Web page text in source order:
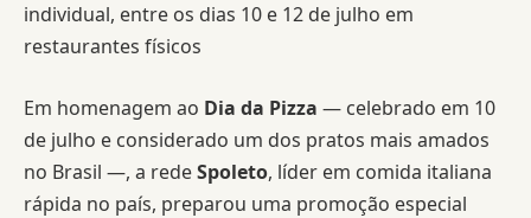
individual, entre os dias 10 e 12 de julho em
restaurantes físicos
Em homenagem ao Dia da Pizza — celebrado em 10
de julho e considerado um dos pratos mais amados
no Brasil —, a redeSpoleto, líder em comida italiana
rápida no país, preparou uma promoção especial